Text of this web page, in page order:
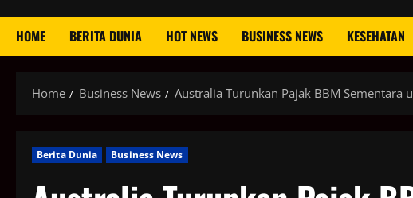
HOME BERITA DUNIA HOT NEWS BUSINESS NEWS KESEHATAN
Home Business News Australia Turunkan Pajak BBM Sementara
Berita Dunia Business News